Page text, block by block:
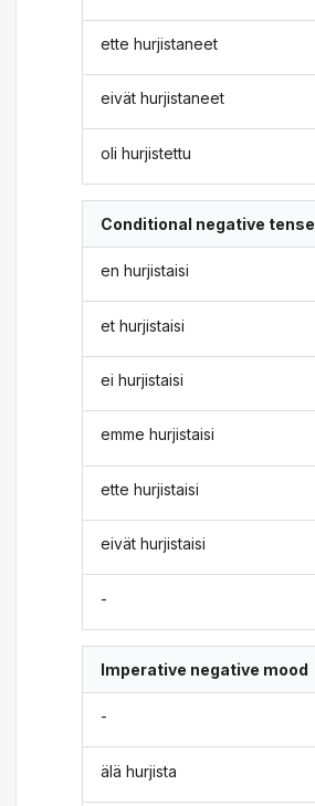
ette hurjistaneet
eivät hurjistaneet
oli hurjistettu
Conditional negative tense
en hurjistaisi
et hurjistaisi
ei hurjistaisi
emme hurjistaisi
ette hurjistaisi
eivät hurjistaisi
-
Imperative negative mood
-
älä hurjista